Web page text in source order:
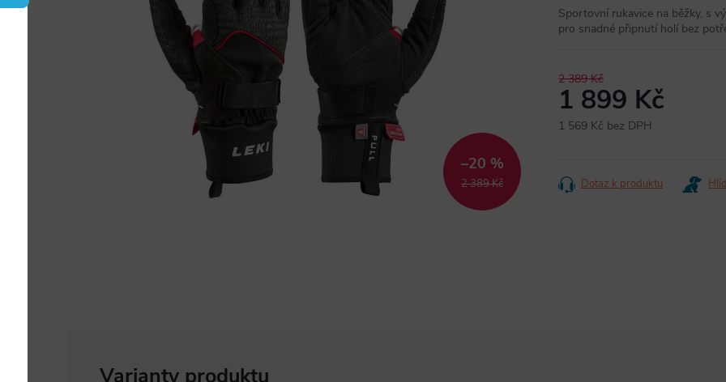
2 389 Kč
–20 %
Sportovní rukavice na běžky, s
pro snadné připnutí holí bez
2 389 Kč
1 899 Kč
1 569 Kč bez DPH
Dotaz k produktu